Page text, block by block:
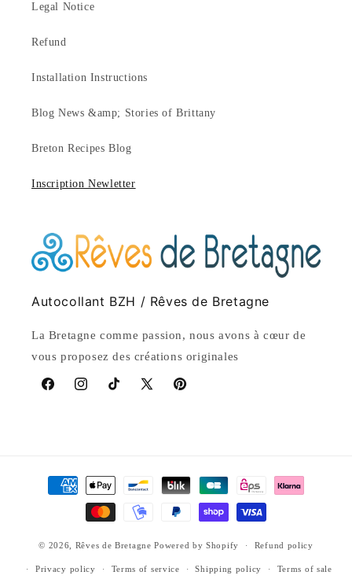
Legal Notice
Refund
Installation Instructions
Blog News &amp; Stories of Brittany
Breton Recipes Blog
Inscription Newletter
Autocollant BZH / Rêves de Bretagne
La Bretagne comme passion, nous avons à cœur de
vous proposez des créations originales
FacebookInstagramTikTokX
Pinterest
Payment
methods
© 2026, Rêves de Bretagne Powered by Shopify Refund policy
Privacy policy Terms of service Shipping policy Terms of sale